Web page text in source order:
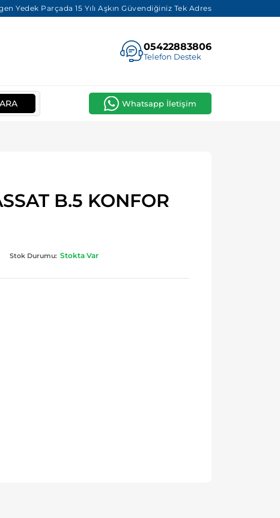
Yedek Parçada 15 Yılı Aşkın Güvendiğiniz Tek Adres
05422883806
Telefon Destek
ARA Whatsapp İletişim
B.5 KONFOR
Stok Durumu: Stokta Var